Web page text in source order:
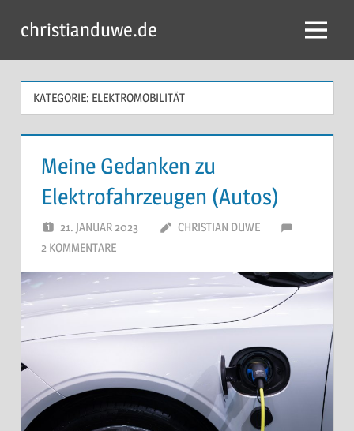
Inhalt
springen
christianduwe.de Menü
KATEGORIE: ELEKTROMOBILITÄT
Meine Gedanken zu
Elektrofahrzeugen (Autos)
21. JANUAR 2023
CHRISTIAN DUWE
2 KOMMENTARE